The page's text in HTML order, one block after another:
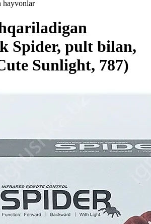
hayvonlar
Spider, pult bilan,
Sunlight, 787)